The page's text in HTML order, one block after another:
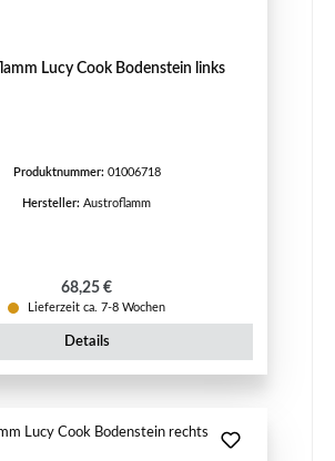
Lucy Cook Bodenstein links
Produktnummer: 01006718
Hersteller: Austroflamm
Regulärer Preis:
68,25 €
Lieferzeit ca. 7-8 Wochen
Details